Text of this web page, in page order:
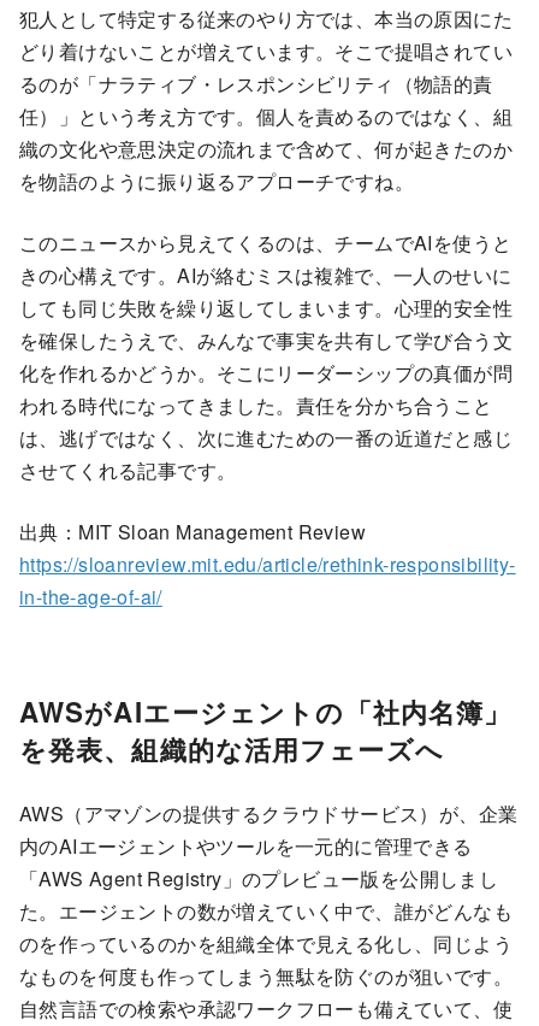
犯人として特定する従来のやり方では、本当の原因にた
どり着けないことが増えています。そこで提唱されてい
るのが「ナラティブ・レスポンシビリティ（物語的責
任）」という考え方です。個人を責めるのではなく、組
織の文化や意思決定の流れまで含めて、何が起きたのか
を物語のように振り返るアプローチですね。
このニュースから見えてくるのは、チームでAIを使うと
きの心構えです。AIが絡むミスは複雑で、一人のせいに
しても同じ失敗を繰り返してしまいます。心理的安全性
を確保したうえで、みんなで事実を共有して学び合う文
化を作れるかどうか。そこにリーダーシップの真価が問
われる時代になってきました。責任を分かち合うこと
は、逃げではなく、次に進むための一番の近道だと感じ
させてくれる記事です。
出典：MIT Sloan Management Review
https://sloanreview.mit.edu/article/rethink-responsibility-
in-the-age-of-ai/
AWSがAIエージェントの「社内名簿」
を発表、組織的な活用フェーズへ
AWS（アマゾンの提供するクラウドサービス）が、企業
内のAIエージェントやツールを一元的に管理できる
「AWS Agent Registry」のプレビュー版を公開しまし
た。エージェントの数が増えていく中で、誰がどんなも
のを作っているのかを組織全体で見える化し、同じよう
なものを何度も作ってしまう無駄を防ぐのが狙いです。
自然言語での検索や承認ワークフローも備えていて、使